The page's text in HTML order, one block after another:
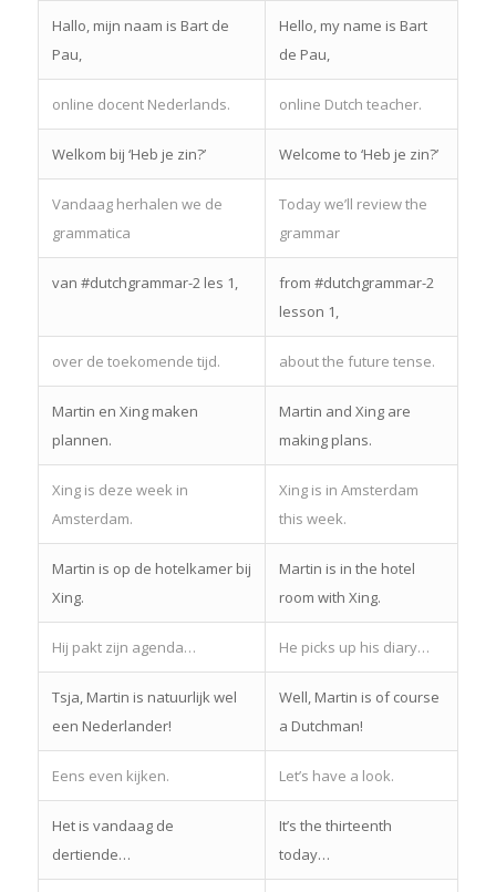
Hallo, mijn naam is Bart de
Pau,
Hello, my name is Bart
de Pau,
online docent Nederlands. online Dutch teacher.
Welkom bij ‘Heb je zin?’ Welcome to ‘Heb je zin?’
Vandaag herhalen we de
grammatica
Today we’ll review the
grammar
van #dutchgrammar-2 les 1,
from #dutchgrammar-2
lesson 1,
over de toekomende tijd. about the future tense.
Martin en Xing maken
plannen.
Martin and Xing are
making plans.
Xing is deze week in
Amsterdam.
Xing is in Amsterdam
this week.
Martin is op de hotelkamer bij
Xing.
Martin is in the hotel
room with Xing.
Hij pakt zijn agenda… He picks up his diary…
Tsja, Martin is natuurlijk wel
een Nederlander!
Well, Martin is of course
a Dutchman!
Eens even kijken. Let’s have a look.
Het is vandaag de
dertiende…
It’s the thirteenth
today…